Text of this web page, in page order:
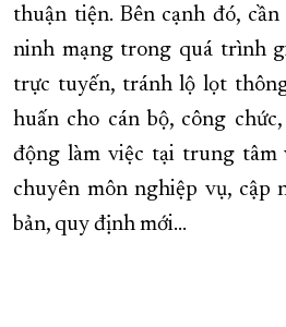
thuận tiện. Bên cạnh đó,
ninh mạng trong quá trình
trực tuyến, tránh lộ lọt
huấn cho cán bộ, công
động làm việc tại trung tâm
chuyên môn nghiệp vụ, cập
bản, quy định mới...